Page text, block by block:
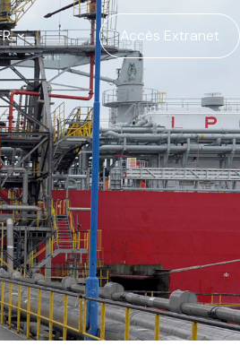
Accès Extranet